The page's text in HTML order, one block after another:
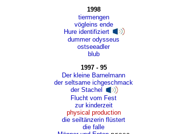
1998
tiermengen
vögleins ende
Hure identifiziert
dummer odysseus
ostseeadler
blub
1997 - 95
Der kleine Barnelmann
der seltsame ichgeschmack
der Stachel
Flucht vom Fest
zur kinderzeit
physical production
die seiltänzerin flüstert
die falle